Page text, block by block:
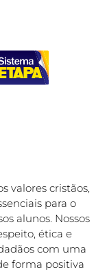
valores cristãos,
para o
alunos. Nossos
ética e
com uma
forma positiva